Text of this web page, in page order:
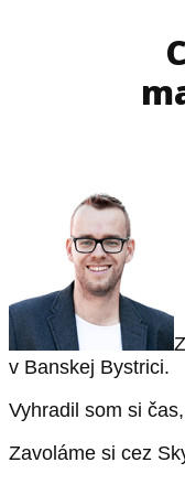
v Banskej Bystrici.
Vyhradil som si
Zavoláme si cez